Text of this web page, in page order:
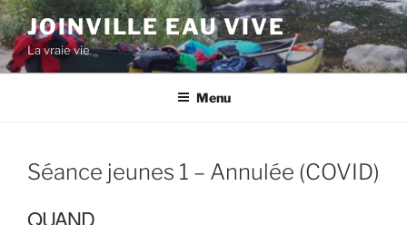
Aller
au
contenu
principal
JOINVILLE EAU VIVE
La vraie vie
Menu
Séance jeunes 1 – Annulée (COVID)
QUAND